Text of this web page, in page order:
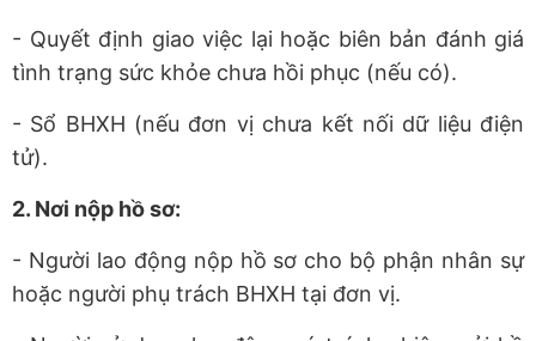
- Quyết định giao việc lại hoặc biên bản đánh giá
tình trạng sức khỏe chưa hồi phục (nếu có).
- Sổ BHXH (nếu đơn vị chưa kết nối dữ liệu điện
tử).
2. Nơi nộp hồ sơ:
- Người lao động nộp hồ sơ cho bộ phận nhân sự
hoặc người phụ trách BHXH tại đơn vị.